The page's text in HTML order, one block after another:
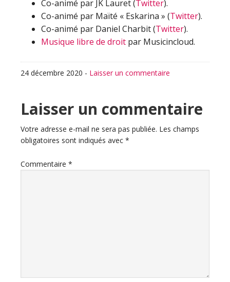
Co-animé par JK Lauret (Twitter).
Co-animé par Maïté « Eskarina » (Twitter).
Co-animé par Daniel Charbit (Twitter).
Musique libre de droit par Musicincloud.
24 décembre 2020 - Laisser un commentaire
Interactions
du
lecteur
Laisser un commentaire
Votre adresse e-mail ne sera pas publiée. Les champs
obligatoires sont indiqués avec *
Commentaire *